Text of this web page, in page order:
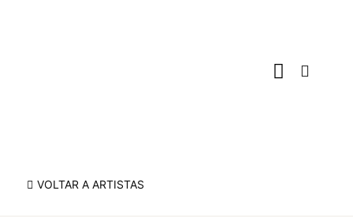
VOLTAR A ARTISTAS